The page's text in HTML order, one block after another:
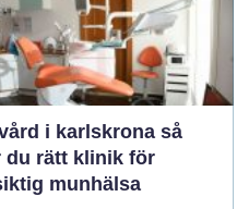
i karlskrona så
du rätt klinik för
munhälsa